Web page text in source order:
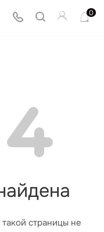
0
страницы не